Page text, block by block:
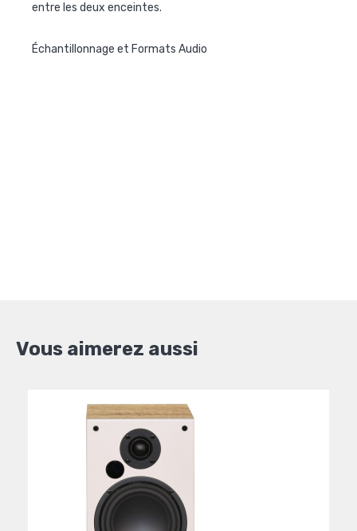
entre les deux enceintes.
Échantillonnage et Formats Audio
Vous aimerez aussi